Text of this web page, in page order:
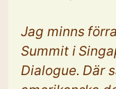
Jag minns
Summit i
Dialogue. Där